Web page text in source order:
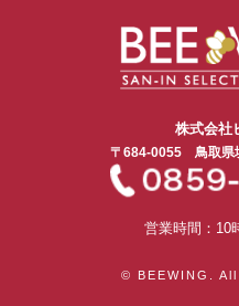
株式会社
〒684-0055 鳥取県
営業時間：10
© BEEWING.